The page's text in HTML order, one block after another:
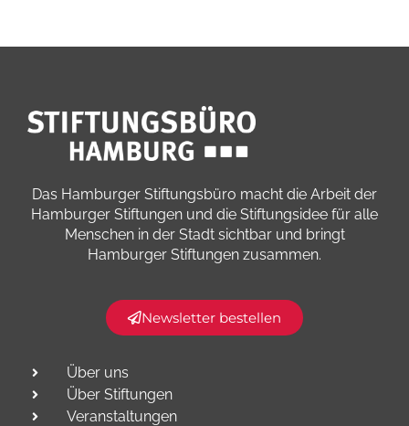
Das Hamburger Stiftungsbüro macht die Arbeit der
Hamburger Stiftungen und die Stiftungsidee für alle
Menschen in der Stadt sichtbar und bringt
Hamburger Stiftungen zusammen.​
Newsletter bestellen
Über uns
Über Stiftungen
Veranstaltungen